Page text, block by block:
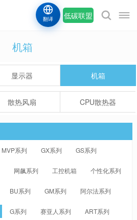
低碳联盟
翻译
机箱
显示器 机箱
散热风扇 CPU散热器
MVP系列 GX系列 GS系列
网飙系列 工控机箱 个性化系列
BU系列 GM系列 阿尔法系列
G系列 赛亚人系列 ART系列